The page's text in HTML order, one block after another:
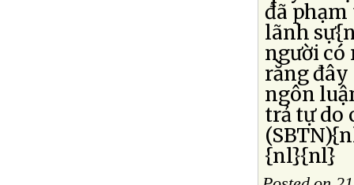
đã phạm
lãnh
người có
rằng
ngôn
trả tự do
{nl}{nl}